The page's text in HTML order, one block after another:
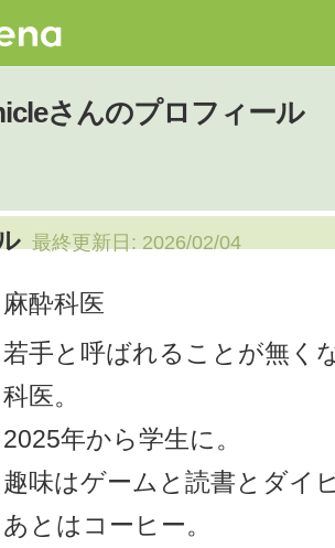
さんのプロフィール
最終更新日: 2026/02/04
麻酔科医
若手と呼ばれることが無く
科医。
2025年から学生に。
趣味はゲームと読書とダイ
あとはコーヒー。